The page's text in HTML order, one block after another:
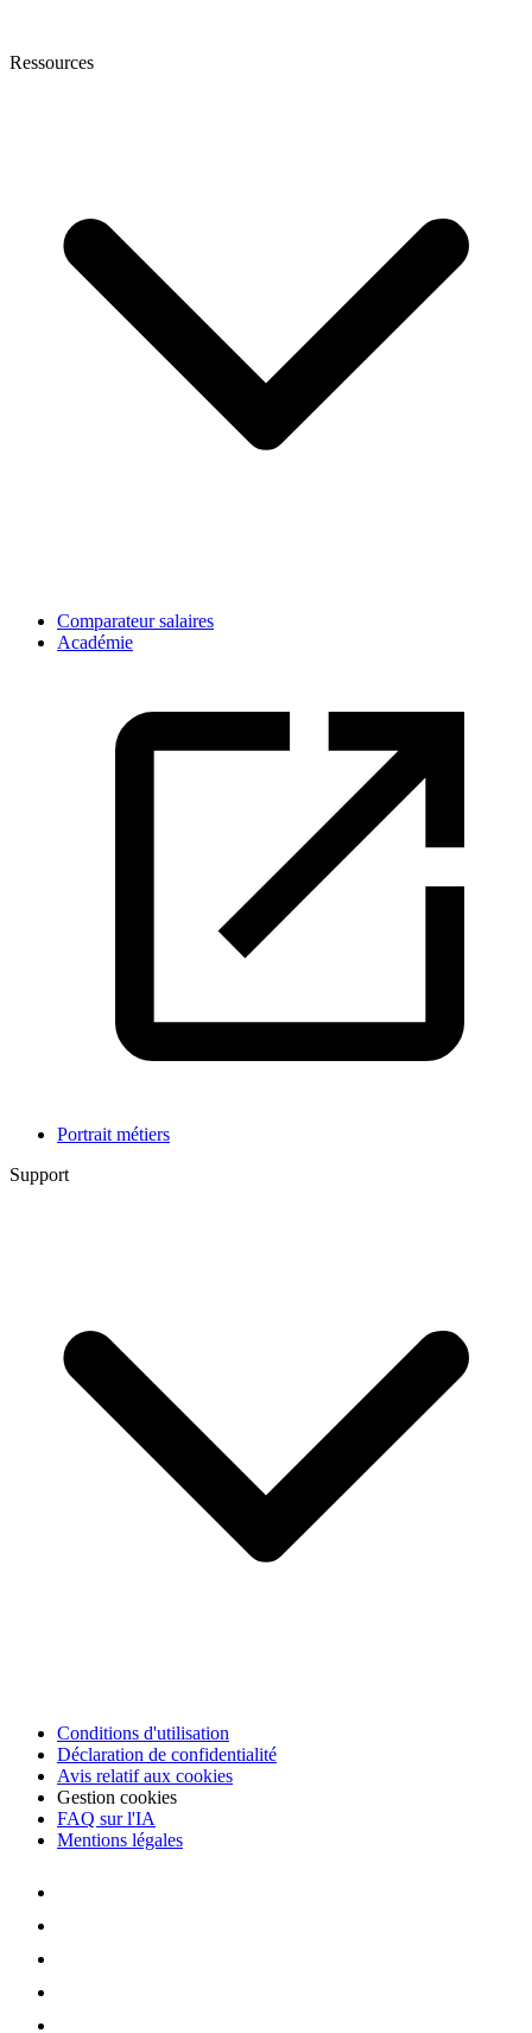
Ressources
Comparateur salaires
Académie
Portrait métiers
Support
Conditions d'utilisation
Déclaration de confidentialité
Avis relatif aux cookies
Gestion cookies
FAQ sur l'IA
Mentions légales